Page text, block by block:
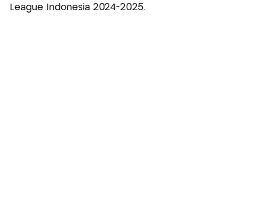
League Indonesia 2024-2025.